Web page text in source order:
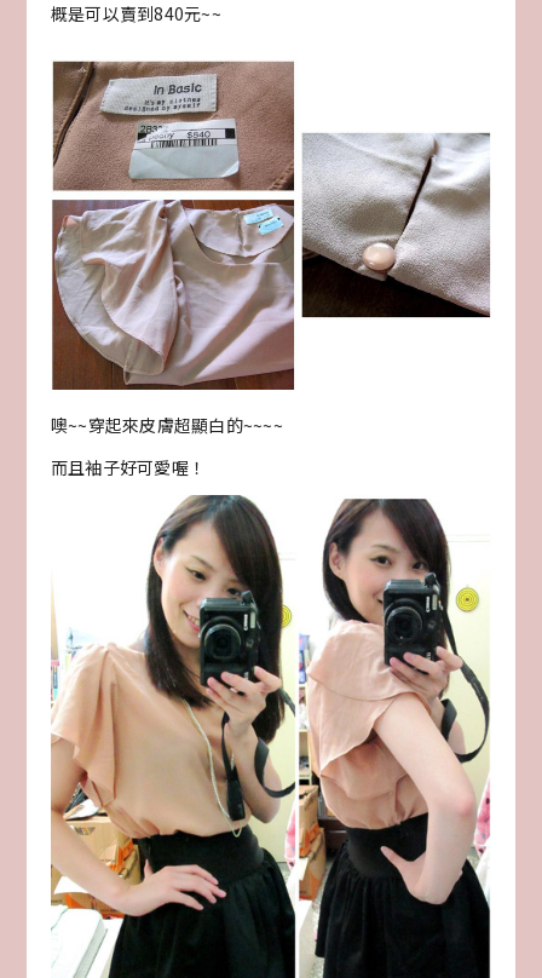
概是可以賣到840元~~
噢~~穿起來皮膚超顯白的~~~~
而且袖子好可愛喔！